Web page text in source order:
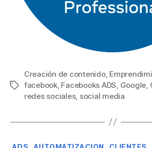
Creación de contenido,
facebook, Facebooks ADS Google
redes sociales, social media